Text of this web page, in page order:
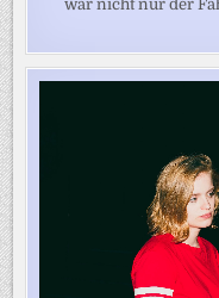
war nicht nur der